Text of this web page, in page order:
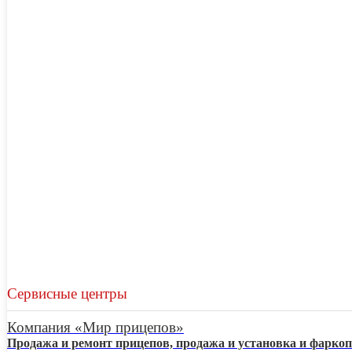
Сервисные центры
Компания «Мир прицепов»
Продажа и ремонт прицепов, продажа и установка и